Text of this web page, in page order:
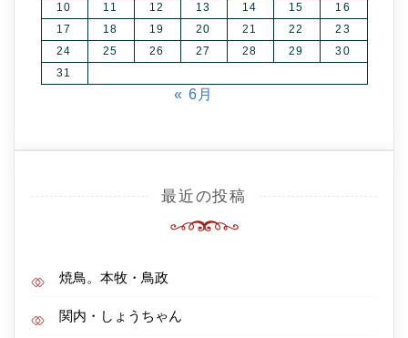
10
11 12 13 14 15
16
17
18 19 20 21 22
23
24
25 26 27 28 29
30
31
« 6月
最近の投稿
焼鳥。本牧・鳥政
関内・しょうちゃん